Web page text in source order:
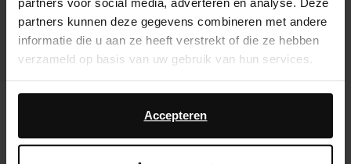
partners kunnen deze gegevens combineren met andere
informatie die u aan ze heeft verstrekt of die ze hebben
verzameld op basis van uw gebruik van hun services.
Daarnaast werken wij samen met Google voor
advertentie- en meetdoeleinden. Meer informatie over
hoe Google uw persoonsgegevens gebruikt, vindt u op
Accepteren
48.29